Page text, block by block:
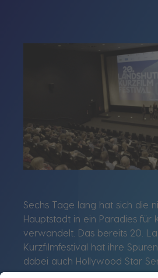
Sechs Tage lang hat sich die
Hauptstadt in ein Paradies für
verwandelt. Das bereits 20.
Kurzfilmfestival hat ihre
dabei auch Hollywood Star